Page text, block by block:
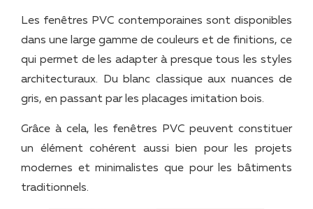
Les fenêtres PVC contemporaines sont disponibles
dans une large gamme de couleurs et de finitions, ce
qui permet de les adapter à presque tous les styles
architecturaux. Du blanc classique aux nuances de
gris, en passant par les placages imitation bois.
Grâce à cela, les fenêtres PVC peuvent constituer
un élément cohérent aussi bien pour les projets
modernes et minimalistes que pour les bâtiments
traditionnels.